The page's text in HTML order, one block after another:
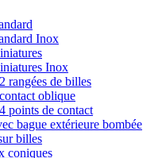
Inox
Inox
rangées de billes
oblique
points de contact
bague extérieure bombée
billes
coniques